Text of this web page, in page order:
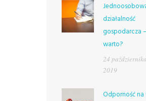
działalność
gospodarcza
warto?
24 października
2019
Odporność na